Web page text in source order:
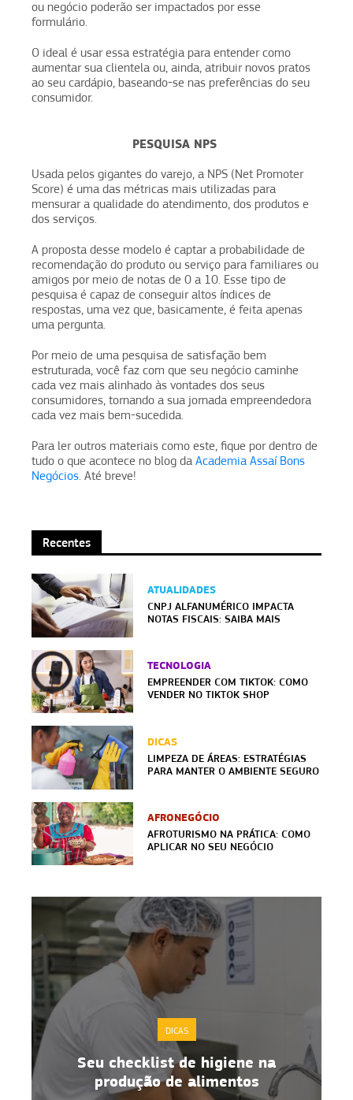
ou negócio poderão ser impactados por esse
formulário.
O ideal é usar essa estratégia para entender como
aumentar sua clientela ou, ainda, atribuir novos pratos
ao seu cardápio, baseando-se nas preferências do seu
consumidor.
PESQUISA NPS
Usada pelos gigantes do varejo, a NPS (Net Promoter
Score) é uma das métricas mais utilizadas para
mensurar a qualidade do atendimento, dos produtos e
dos serviços.
A proposta desse modelo é captar a probabilidade de
recomendação do produto ou serviço para familiares ou
amigos por meio de notas de 0 a 10. Esse tipo de
pesquisa é capaz de conseguir altos índices de
respostas, uma vez que, basicamente, é feita apenas
uma pergunta.
Por meio de uma pesquisa de satisfação bem
estruturada, você faz com que seu negócio caminhe
cada vez mais alinhado às vontades dos seus
consumidores, tornando a sua jornada empreendedora
cada vez mais bem-sucedida.
Para ler outros materiais como este, fique por dentro de
tudo o que acontece no blog da Academia Assaí Bons
Negócios. Até breve!
Recentes
ATUALIDADES
CNPJ ALFANUMÉRICO IMPACTA
NOTAS FISCAIS: SAIBA MAIS
TECNOLOGIA
EMPREENDER COM TIKTOK: COMO
VENDER NO TIKTOK SHOP
DICAS
LIMPEZA DE ÁREAS: ESTRATÉGIAS
PARA MANTER O AMBIENTE SEGURO
AFRONEGÓCIO
AFROTURISMO NA PRÁTICA: COMO
APLICAR NO SEU NEGÓCIO
DICAS
Seu checklist de higiene na
produção de alimentos